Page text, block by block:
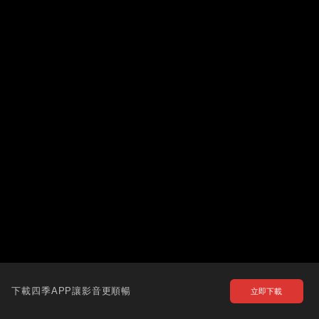
下載四季APP讓影音更順暢 立即下載